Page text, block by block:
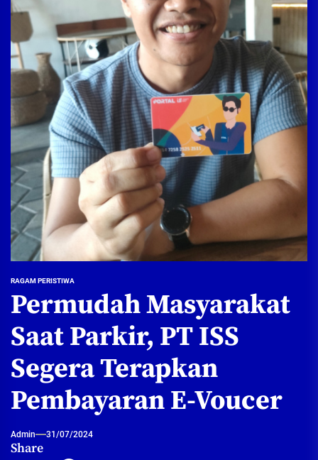
RAGAM PERISTIWA
Permudah Masyarakat
Saat Parkir, PT ISS
Segera Terapkan
Pembayaran E-Voucer
Admin 31/07/2024
Share